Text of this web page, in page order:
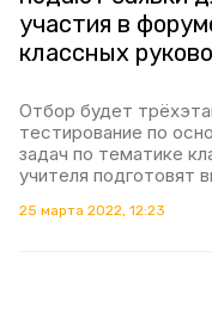
участия в
классных
Отбор будет
тестирование по
задач по тематике
учителя подготовят
25 марта 2022, 12:23